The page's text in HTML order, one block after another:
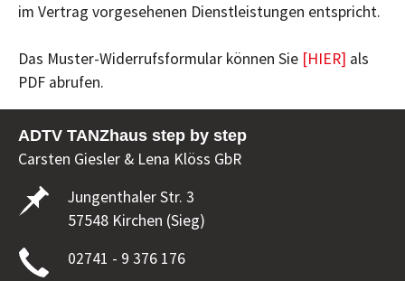
im Vertrag vorgesehenen Dienstleistungen entspricht.
Das Muster-Widerrufsformular können Sie [HIER] als
PDF abrufen.
ADTV TANZhaus step by step
Carsten Giesler & Lena Klöss GbR
Jungenthaler Str. 3
57548 Kirchen (Sieg)
02741 - 9 376 176